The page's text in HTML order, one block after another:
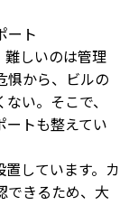
ート
しいのは管理
惧から、ビルの
い。そこで、
ートも整えてい
しています。カ
できるため、大